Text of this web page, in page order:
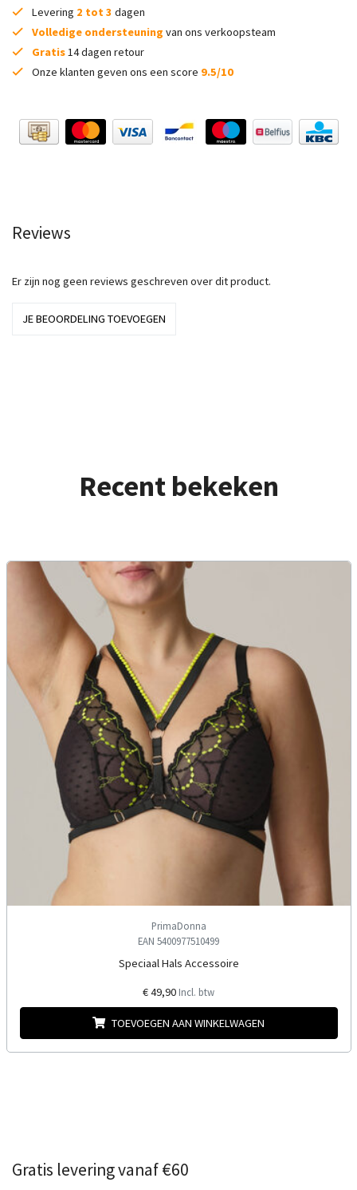
Levering 2 tot 3 dagen
Volledige ondersteuning van ons verkoopsteam
Gratis14 dagen retour
Onze klanten geven ons een score 9.5/10
Reviews
Er zijn nog geen reviews geschreven over dit product.
JE BEOORDELING TOEVOEGEN
Recent bekeken
PrimaDonna
EAN 5400977510499
Speciaal Hals Accessoire
€ 49,90 Incl. btw
TOEVOEGEN AAN WINKELWAGEN
Gratis levering vanaf €60